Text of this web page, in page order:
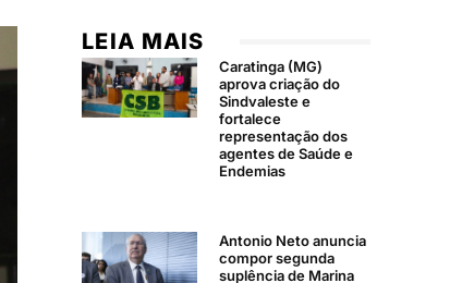
LEIA MAIS
Caratinga (MG)
aprova criação do
Sindvaleste e
fortalece
representação dos
agentes de Saúde e
Endemias
Antonio Neto anuncia
compor segunda
suplência de Marina